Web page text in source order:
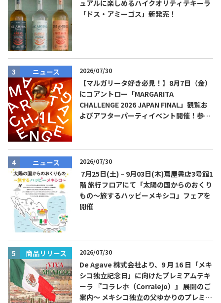
ュアルに楽しめるハイクオリティテキーラ
「ドス・アミーゴス」新発売！
ニュース 2026/07/30
【マルガリータ好き必見！】8月7日（金）
にコアントロー「MARGARITA
CHALLENGE 2026 JAPAN FINAL」観覧お
よびアフターパーティイベント開催！参加
ニュース 2026/07/30
7月25日(土) – 9月03日(木)蔦屋書店3号館1
階 旅行フロアにて「太陽の国からのおくり
もの～旅するハッピーメキシコ」フェアを
開催
商品リリース 2026/07/30
De Agave 株式会社より、9 月 16 日「メキ
シコ独立記念日」に向けたプレミアムテキ
ーラ 『コラレホ（Corralejo）』 展開のご
案内〜 メキシコ独立の父ゆかりのプレミア